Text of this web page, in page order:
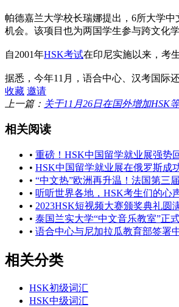
帕德嘉兰大学校长瑞娜提出，6所大学
机会。该项目也为两国学生参与跨文化
自2001年HSK考试在印尼实施以来，考
据悉，今年11月，语合中心、汉考国际
收藏 邀请
上一篇： 关于11月26日在国外增加HSK
相关阅读
• 重磅！HSK中国留学就业展强势
• HSK中国留学就业展在俄罗斯成
• “中文热”欧洲再升温！法国第三
• 听听世界各地，HSK考生们的心
• 2023HSK短视频大赛颁奖典礼圆
• 泰国兰实大学“中文音乐教室”正
• 语合中心与尼加拉瓜教育部签署
相关分类
HSK初级词汇
HSK中级词汇